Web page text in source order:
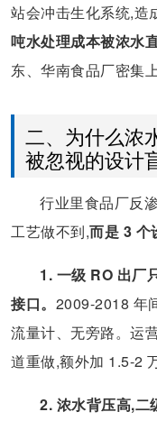
站会冲击生化系统,造
吨水处理成本被浓水
东、华南食品厂密集
二、为什么浓
被忽视的设计
行业里食品厂反
工艺做不到,而是 3 个
1. 一级 RO 出厂
接口。 2009-2018 年
流量计、无旁路。运
道重做,额外加 1.5-2
2. 浓水背压高,二